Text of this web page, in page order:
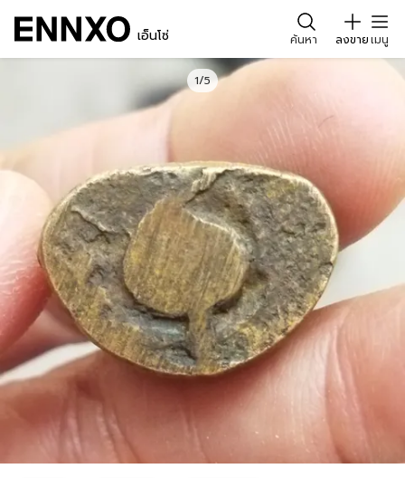
เอ็นโซ่ ค้นหา ลงขายเมนู
1/5